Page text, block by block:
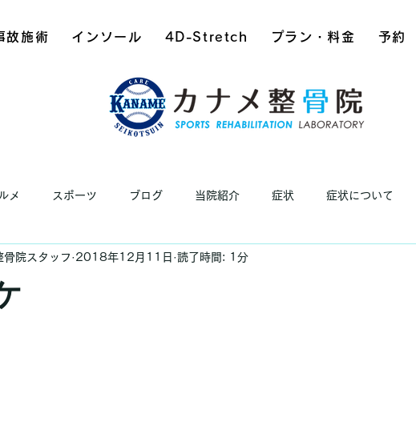
故施術 インソール 4D-Stretch プラン・料金 予約
メ スポーツ ブログ 当院紹介 症状 症状について
骨院スタッフ 2018年12月11日 読了時間: 1分